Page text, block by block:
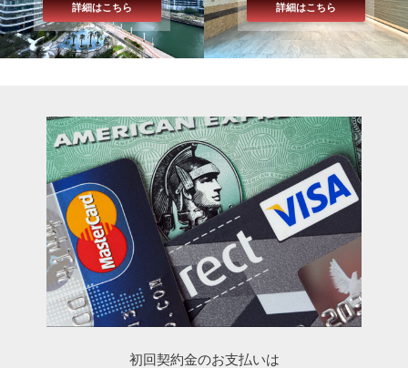
詳細はこちら 詳細はこちら
初回契約金のお支払いは